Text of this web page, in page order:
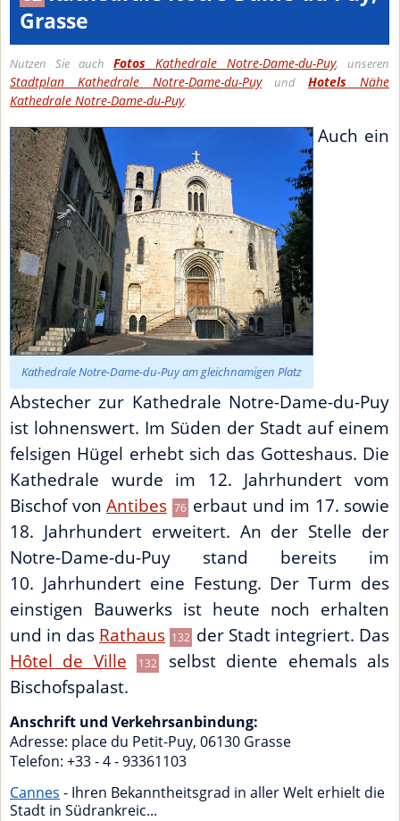
Grasse
Nutzen Sie auch Fotos Kathedrale Notre-Dame-du-Puy, unseren
Stadtplan Kathedrale Notre-Dame-du-Puyund Hotels Nähe
Kathedrale Notre-Dame-du-Puy.
Kathedrale Notre-Dame-du-Puy am gleichnamigen Platz
Auch ein
Abstecher zur Kathedrale Notre-Dame-du-Puy
ist lohnenswert. Im Süden der Stadt auf einem
felsigen Hügel erhebt sich das Gotteshaus. Die
Kathedrale wurde im 12. Jahrhundert vom
Bischof von Antibes 76erbaut und im 17. sowie
18. Jahrhundert erweitert. An der Stelle der
Notre-Dame-du-Puy stand bereits im
10. Jahrhundert eine Festung. Der Turm des
einstigen Bauwerks ist heute noch erhalten
und in das Rathaus 132 der Stadt integriert. Das
Hôtel de Ville
132selbst diente ehemals als
Bischofspalast.
Anschrift und Verkehrsanbindung:
Adresse: place du Petit-Puy, 06130 Grasse
Telefon: +33 - 4 - 93361103
Cannes - Ihren Bekanntheitsgrad in aller Welt erhielt die
Stadt in Südrankreic...